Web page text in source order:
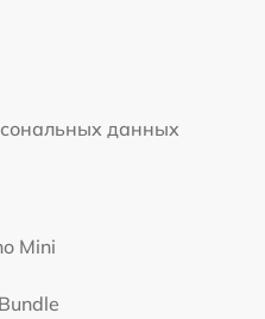
данных
Mini